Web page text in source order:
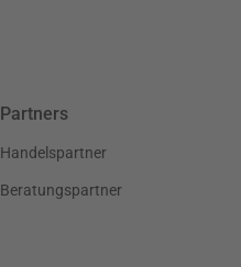
Partners
Handelspartner
Beratungspartner